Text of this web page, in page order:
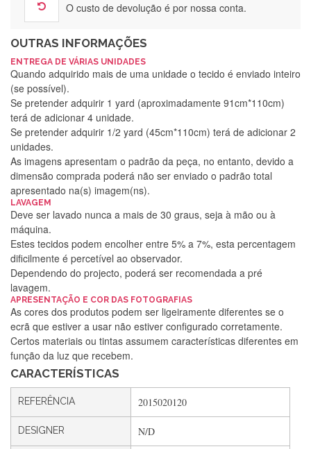
O custo de devolução é por nossa conta.
OUTRAS INFORMAÇÕES
ENTREGA DE VÁRIAS UNIDADES
Quando adquirido mais de uma unidade o tecido é enviado inteiro
(se possível).
Se pretender adquirir 1 yard (aproximadamente 91cm*110cm)
terá de adicionar 4 unidade.
Se pretender adquirir 1/2 yard (45cm*110cm) terá de adicionar 2
unidades.
As imagens apresentam o padrão da peça, no entanto, devido a
dimensão comprada poderá não ser enviado o padrão total
apresentado na(s) imagem(ns).
LAVAGEM
Deve ser lavado nunca a mais de 30 graus, seja à mão ou à
máquina.
Estes tecidos podem encolher entre 5% a 7%, esta percentagem
dificilmente é percetível ao observador.
Dependendo do projecto, poderá ser recomendada a pré
lavagem.
APRESENTAÇÃO E COR DAS FOTOGRAFIAS
As cores dos produtos podem ser ligeiramente diferentes se o
ecrã que estiver a usar não estiver configurado corretamente.
Certos materiais ou tintas assumem características diferentes em
função da luz que recebem.
CARACTERÍSTICAS
REFERÊNCIA 2015020120
DESIGNER N/D
Silvia Lopes
Encomenda direitinha. Rapidez e segurança. Volto a
encomendar.
Silvia André
Gostei ,Serviço bastante rápido. recomendo